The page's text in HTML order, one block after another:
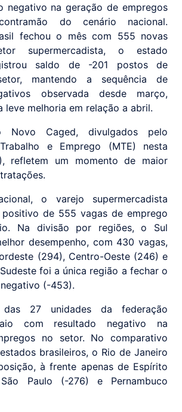
negativo na geração de empregos
do cenário nacional.
fechou o mês com 555 novas
supermercadista, o estado
saldo de -201 postos de
mantendo a sequência de
observada desde março,
leve melhoria em relação a abril.
Novo Caged, divulgados pelo
e Emprego (MTE) nesta
refletem um momento de maior
o varejo supermercadista
de 555 vagas de emprego
Na divisão por regiões, o Sul
desempenho, com 430 vagas,
(294), Centro-Oeste (246) e
foi a única região a fechar o
(-453).
27 unidades da federação
com resultado negativo na
no setor. No comparativo
brasileiros, o Rio de Janeiro
à frente apenas de Espírito
Paulo (-276) e Pernambuco